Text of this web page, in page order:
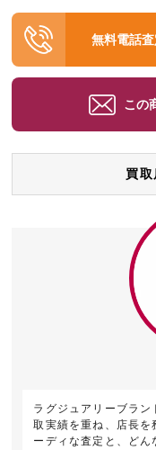
無料電話査
この
買取
ラグジュアリーブラ
取実績を重ね、店長
ーディな査定と、どん